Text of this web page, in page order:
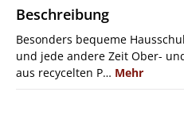
Beschreibung
Besonders bequeme
und jede andere Zeit Ober-
aus recycelten P… Mehr